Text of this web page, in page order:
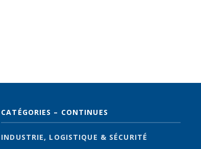
CATÉGORIES – CONTINUES
INDUSTRIE, LOGISTIQUE & SÉCURITÉ